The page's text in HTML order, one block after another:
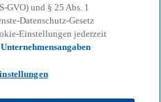
zu behalten
neuen
GVO) und § 25 Abs. 1
Datenschutz-Gesetz
Einstellungen jederzeit